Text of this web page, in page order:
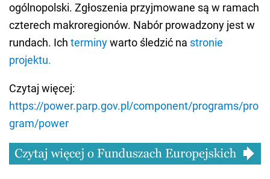
ogólnopolski. Zgłoszenia przyjmowane są w ramach
czterech makroregionów. Nabór prowadzony jest w
rundach. Ich terminywarto śledzić na stronie
projektu.
Czytaj więcej:
https://power.parp.gov.pl/component/programs/pro
gram/power